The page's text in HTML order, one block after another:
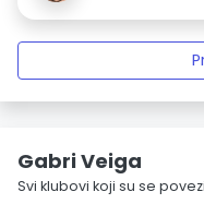
Gabri Veiga
Svi klubovi koji su se